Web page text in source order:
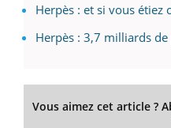
Herpès : et si vous étiez
Herpès : 3,7 milliards
Vous aimez cet article ?